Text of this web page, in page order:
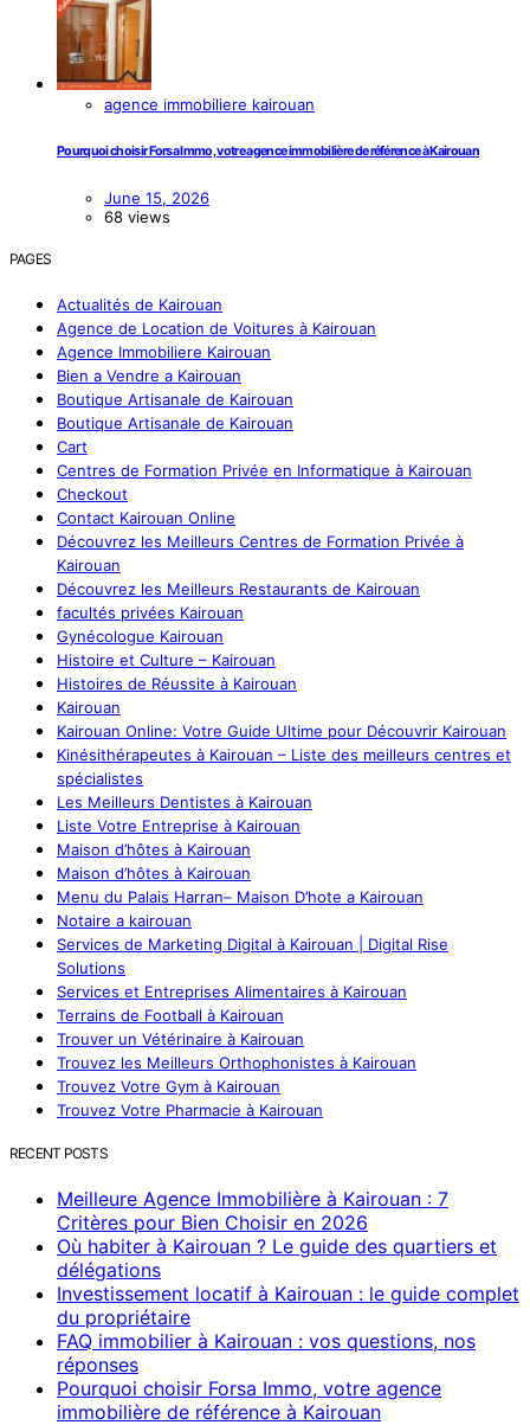
agence immobiliere kairouan
Pourquoi choisir Forsa Immo, votre agence immobilière de référence à Kairouan
June 15, 2026
68 views
PAGES
Actualités de Kairouan
Agence de Location de Voitures à Kairouan
Agence Immobiliere Kairouan
Bien a Vendre a Kairouan
Boutique Artisanale de Kairouan
Boutique Artisanale de Kairouan
Cart
Centres de Formation Privée en Informatique à Kairouan
Checkout
Contact Kairouan Online
Découvrez les Meilleurs Centres de Formation Privée à
Kairouan
Découvrez les Meilleurs Restaurants de Kairouan
facultés privées Kairouan
Gynécologue Kairouan
Histoire et Culture – Kairouan
Histoires de Réussite à Kairouan
Kairouan
Kairouan Online: Votre Guide Ultime pour Découvrir Kairouan
Kinésithérapeutes à Kairouan – Liste des meilleurs centres et
spécialistes
Les Meilleurs Dentistes à Kairouan
Liste Votre Entreprise à Kairouan
Maison d’hôtes à Kairouan
Maison d’hôtes à Kairouan
Menu du Palais Harran– Maison D’hote a Kairouan
Notaire a kairouan
Services de Marketing Digital à Kairouan | Digital Rise
Solutions
Services et Entreprises Alimentaires à Kairouan
Terrains de Football à Kairouan
Trouver un Vétérinaire à Kairouan
Trouvez les Meilleurs Orthophonistes à Kairouan
Trouvez Votre Gym à Kairouan
Trouvez Votre Pharmacie à Kairouan
RECENT POSTS
Meilleure Agence Immobilière à Kairouan : 7
Critères pour Bien Choisir en 2026
Où habiter à Kairouan ? Le guide des quartiers et
délégations
Investissement locatif à Kairouan : le guide complet
du propriétaire
FAQ immobilier à Kairouan : vos questions, nos
réponses
Pourquoi choisir Forsa Immo, votre agence
immobilière de référence à Kairouan